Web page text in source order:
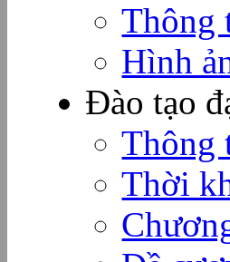
Thông
Hình
Đào tạo
Thông
Thời